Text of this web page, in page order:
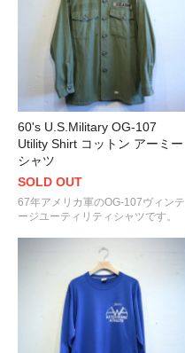
60's U.S.Military OG-107
Utility Shirt コットン アーミー
シャツ
SOLD OUT
67年アメリカ軍のOG-107ヴィンテ
ージユーティリティシャツです。